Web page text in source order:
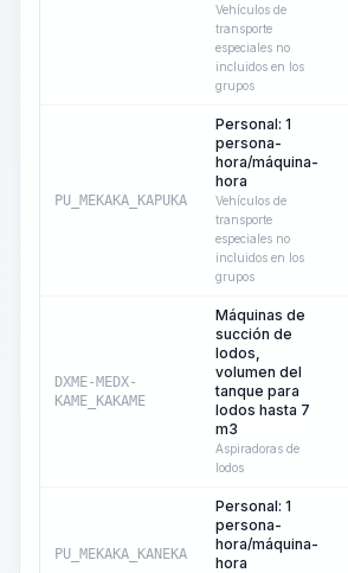
Vehículos de
transporte
especiales no
incluidos en los
grupos
PU_MEKAKA_KAPUKA
Personal: 1
persona-
hora/máquina-
hora
Vehículos de
transporte
especiales no
incluidos en los
grupos
DXME-MEDX-
KAME_KAKAME
Máquinas de
succión de
lodos,
volumen del
tanque para
lodos hasta 7
m3
Aspiradoras de
lodos
PU_MEKAKA_KANEKA
Personal: 1
persona-
hora/máquina-
hora